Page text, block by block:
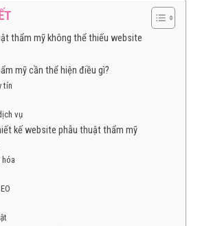
thẩm mỹ không thể thiếu website
mỹ cần thể hiện điều gì?
tín
vụ
kế website phẫu thuật thẩm mỹ
hóa